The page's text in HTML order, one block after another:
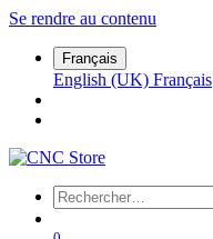
Se rendre au contenu
Français
English (UK) Français